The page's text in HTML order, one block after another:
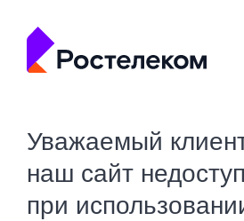
Уважаемый
наш сайт
при